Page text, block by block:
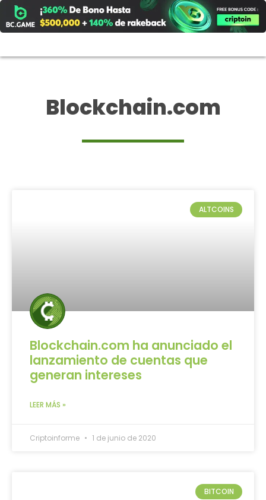
al
contenido
Blockchain.com
ALTCOINS
Blockchain.com ha anunciado el
lanzamiento de cuentas que
generan intereses
LEER MÁS »
Criptoinforme 1 de junio de 2020
BITCOIN